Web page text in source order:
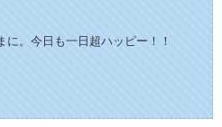
に。今日も一日超ハッピー！！